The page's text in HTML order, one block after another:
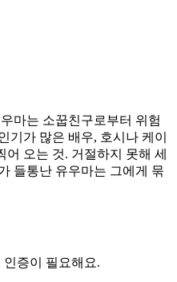
마는 소꿉친구로부터 위험
기가 많은 배우, 호시나 케이
오는 것. 거절하지 못해 세
들통난 유우마는 그에게 묶
증이 필요해요.